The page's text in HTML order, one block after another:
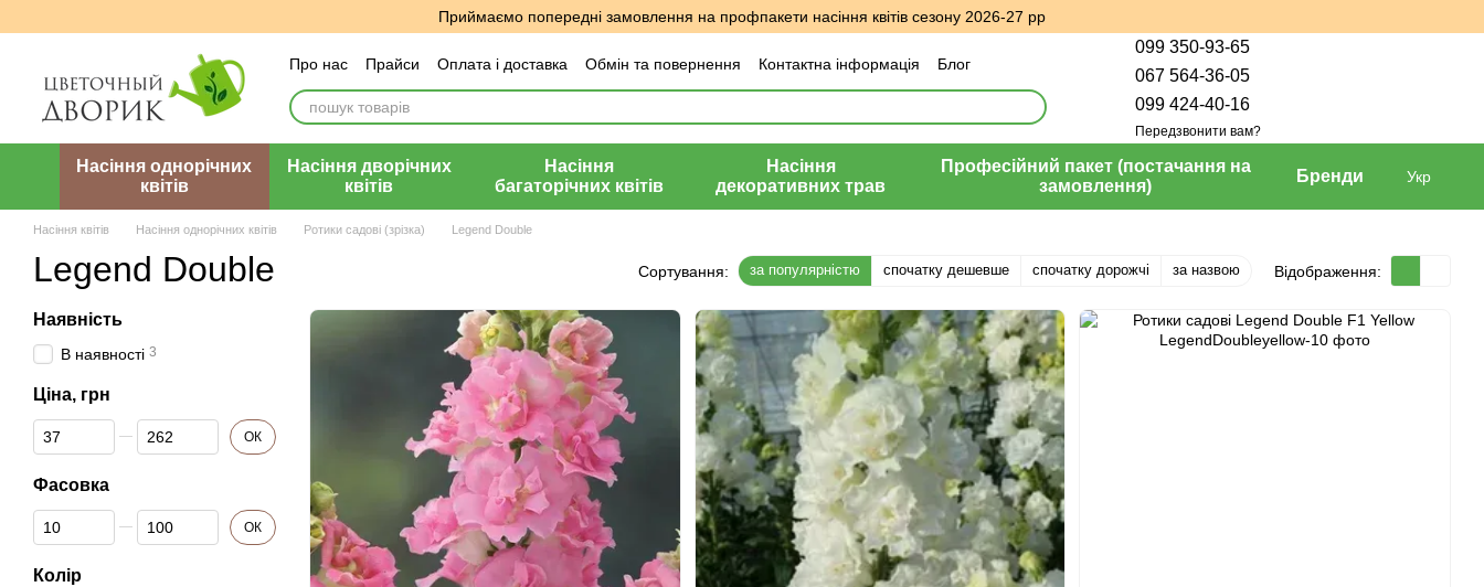
Приймаємо попередні замовлення на профпакети насіння квітів сезону 2026-27 рр
Про нас Прайси Оплата і доставка Обмін та повернення Контактна інформація
Блог
Угода користувача
Відгуки про магазин
099 350-93-65
067 564-36-05
099 424-40-16
Передзвонити вам?
Насіння однорічних
квітів
Насіння дворічних
квітів
Насіння
багаторічних квітів
Насіння
декоративних трав
Професійний пакет (постачання на
замовлення)
Бренди Укр
Насіння квітів Насіння однорічних квітів Ротики садові (зрізка) Legend Double
Legend Double Сортування: за популярністю спочатку дешевше спочатку дорожчі за назвою Відображення:
Наявність
В наявності 3
Ціна, грн
Від Ціна, грн
До Ціна, грн ОК
Фасовка
Від Фасовка
До Фасовка ОК
Колір